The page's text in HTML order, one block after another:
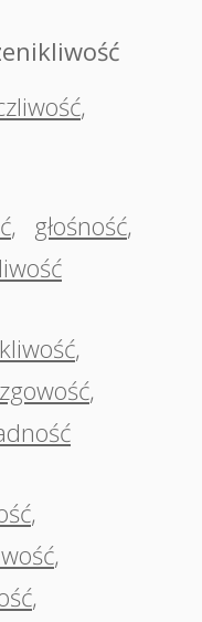
,
, głośność,
,
,
,
,
,